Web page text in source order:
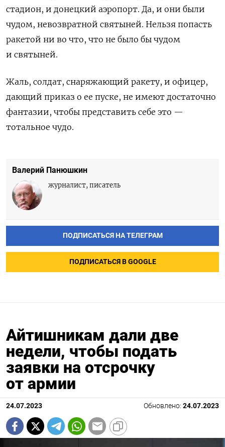
стадион, и донецкий аэропорт. Да, и они были
чудом, невозвратной святыней. Нельзя попасть
ракетой ни во что, что не было бы чудом
и святыней.
Жаль, солдат, снаряжающий ракету, и офицер,
дающий приказ о ее пуске, не имеют достаточно
фантазии, чтобы представить себе это —
тотальное чудо.
Валерий Панюшкин
журналист, писатель
ПОДПИСАТЬСЯ НА ТЕЛЕГРАМ
ПОДПИСАТЬСЯ В GOOGLE
Айтишникам дали две
недели, чтобы подать
заявки на отсрочку
от армии
24.07.2023 Обновлено: 24.07.2023